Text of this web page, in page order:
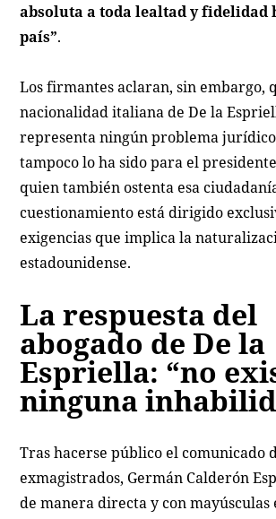
absoluta a toda lealtad y fidelidad
país”.
Los firmantes aclaran, sin embargo,
nacionalidad italiana de De la
representa ningún problema
tampoco lo ha sido para el
quien también ostenta esa
cuestionamiento está dirigido
exigencias que implica la
estadounidense.
La respuesta del
abogado de De la
Espriella: “no
ninguna
Tras hacerse público el comunicado
exmagistrados, Germán Calderón
de manera directa y con mayúsculas